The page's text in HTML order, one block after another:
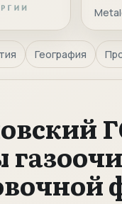
География